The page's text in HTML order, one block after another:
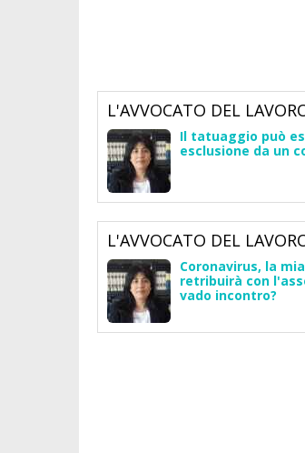
L'AVVOCATO DEL
Il tatuaggio può
esclusione da un
L'AVVOCATO DEL
Coronavirus, la
retribuirà con
vado incontro?